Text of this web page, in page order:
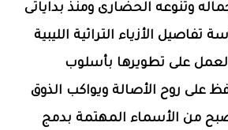
وتنوعه الحضارى ومنذ بداياتى
تفاصيل الأزياء التراثية الليبية
على تطويرها بأسلوب
على روح الأصالة ويواكب الذوق
من الأسماء المهتمة بدمج